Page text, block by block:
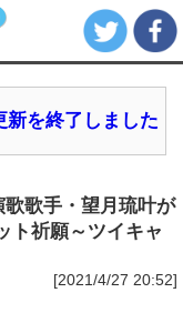
新を終了しました
歌手・望月琉叶が
ト祈願～ツイキャ
[2021/4/27 20:52]